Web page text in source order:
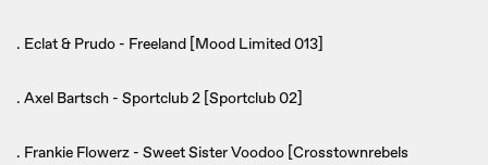
. Eclat & Prudo - Freeland [Mood Limited 013]
. Axel Bartsch - Sportclub 2 [Sportclub 02]
. Frankie Flowerz - Sweet Sister Voodoo [Crosstownrebels